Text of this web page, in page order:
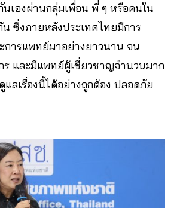
เองผ่านกลุ่มเพื่อน พี่ ๆ หรือคนใน
ซึ่งภายหลังประเทศไทยมีการ
ารแพทย์มาอย่างยาวนาน จน
และมีแพทย์ผู้เชี่ยวชาญจำนวนมาก
แลเรื่องนี้ได้อย่างถูกต้อง ปลอดภัย